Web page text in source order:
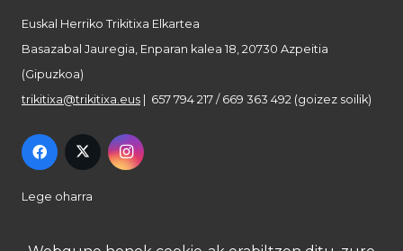
Euskal Herriko Trikitixa Elkartea
Basazabal Jauregia, Enparan kalea 18, 20730 Azpeitia
(Gipuzkoa)
trikitixa@trikitixa.eus | 657 794 217 / 669 363 492 (goizez soilik)
Lege oharra
Pribatutasun politika